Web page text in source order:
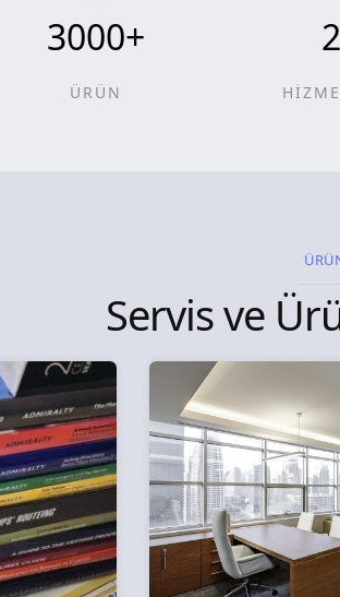
3000+
ÜRÜN
Servis ve